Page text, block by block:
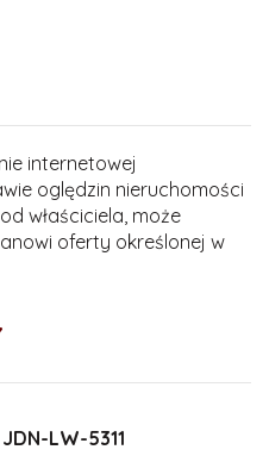
internetowej
oględzin nieruchomości
właściciela, może
oferty określonej w
JDN-LW-5311